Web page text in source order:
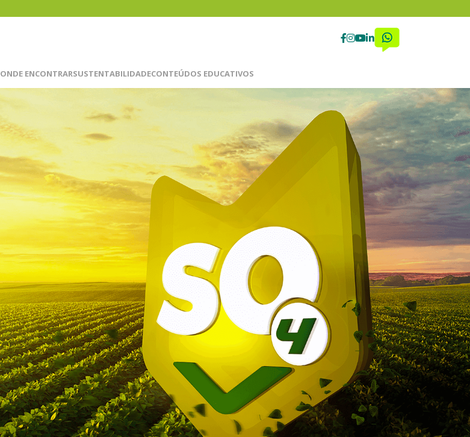
ONDE ENCONTRARSUSTENTABILIDADECONTEÚDOS EDUCATIVOS